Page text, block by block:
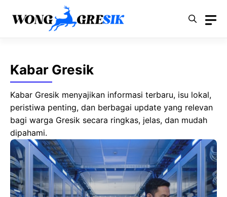
Kabar Gresik
Kabar Gresik menyajikan informasi terbaru, isu lokal,
peristiwa penting, dan berbagai update yang relevan
bagi warga Gresik secara ringkas, jelas, dan mudah
dipahami.